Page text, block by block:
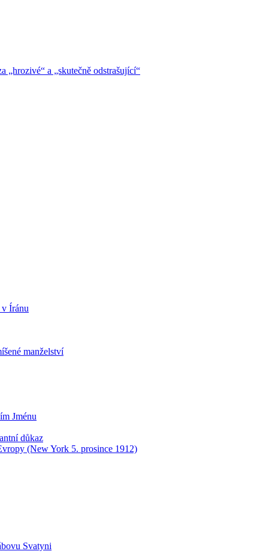
„hrozivé“ a „skutečně odstrašující“
v Íránu
manželství
Jménu
důkaz
(New York 5. prosince 1912)
Svatyni